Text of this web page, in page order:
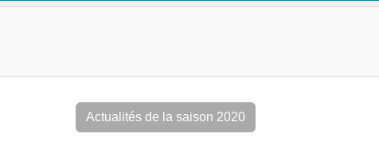
Actualités de la saison 2020